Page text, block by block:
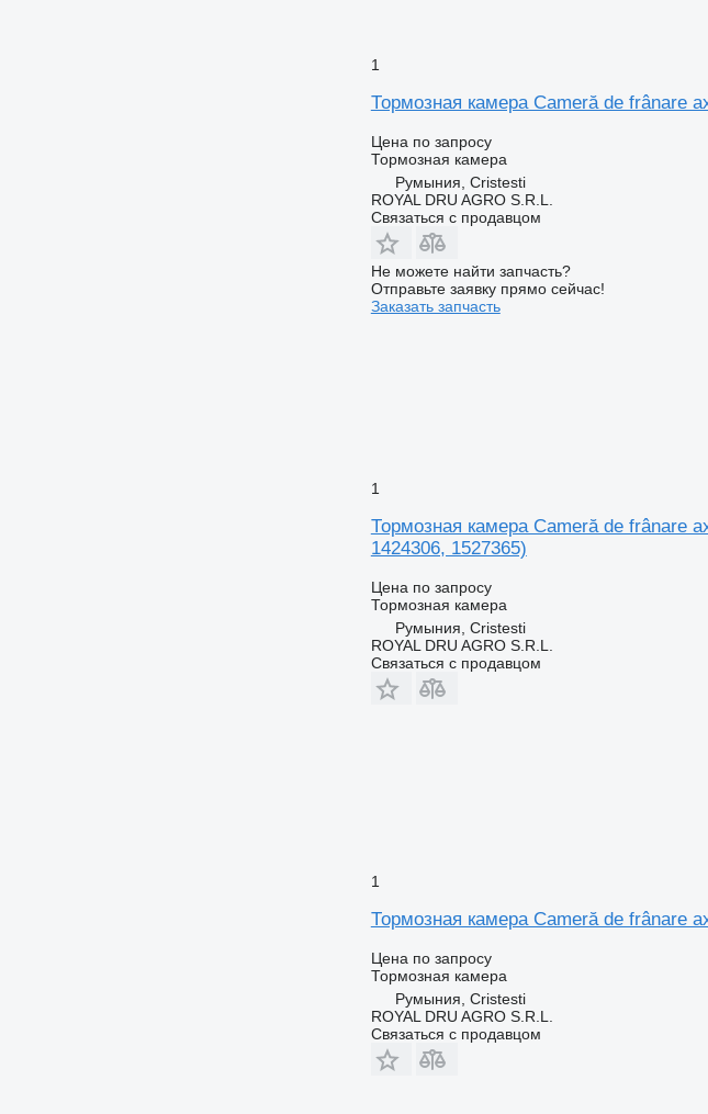
1
Тормозная камера Cameră de frânare
Цена по запросу
Тормозная камера
Румыния, Cristesti
ROYAL DRU AGRO S.R.L.
Связаться с продавцом
Не можете найти запчасть?
Отправьте заявку прямо сейчас!
Заказать запчасть
1
Тормозная камера Cameră de frânare
1424306, 1527365)
Цена по запросу
Тормозная камера
Румыния, Cristesti
ROYAL DRU AGRO S.R.L.
Связаться с продавцом
1
Тормозная камера Cameră de frânare
Цена по запросу
Тормозная камера
Румыния, Cristesti
ROYAL DRU AGRO S.R.L.
Связаться с продавцом